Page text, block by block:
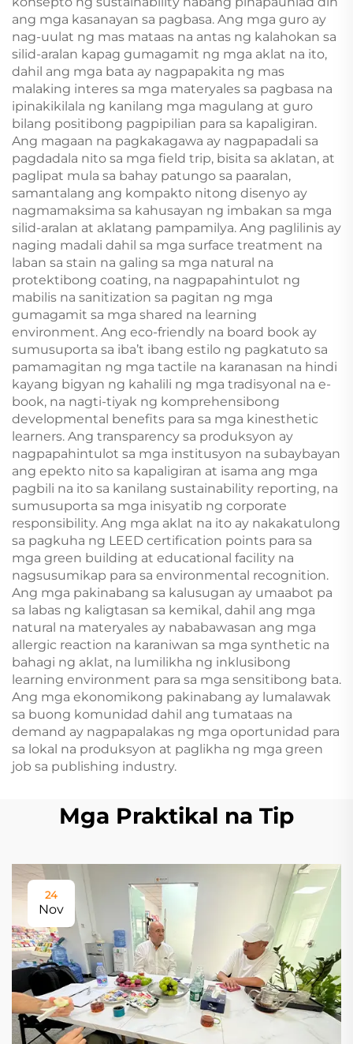
ang mga kasanayan sa pagbasa. Ang mga guro ay
nag-uulat ng mas mataas na antas ng kalahokan sa
silid-aralan kapag gumagamit ng mga aklat na ito,
dahil ang mga bata ay nagpapakita ng mas
malaking interes sa mga materyales sa pagbasa na
ipinakikilala ng kanilang mga magulang at guro
bilang positibong pagpipilian para sa kapaligiran.
Ang magaan na pagkakagawa ay nagpapadali sa
pagdadala nito sa mga field trip, bisita sa aklatan, at
paglipat mula sa bahay patungo sa paaralan,
samantalang ang kompakto nitong disenyo ay
nagmamaksima sa kahusayan ng imbakan sa mga
silid-aralan at aklatang pampamilya. Ang paglilinis ay
naging madali dahil sa mga surface treatment na
laban sa stain na galing sa mga natural na
protektibong coating, na nagpapahintulot ng
mabilis na sanitization sa pagitan ng mga
gumagamit sa mga shared na learning
environment. Ang eco-friendly na board book ay
sumusuporta sa iba’t ibang estilo ng pagkatuto sa
pamamagitan ng mga tactile na karanasan na hindi
kayang bigyan ng kahalili ng mga tradisyonal na e-
book, na nagti-tiyak ng komprehensibong
developmental benefits para sa mga kinesthetic
learners. Ang transparency sa produksyon ay
nagpapahintulot sa mga institusyon na subaybayan
ang epekto nito sa kapaligiran at isama ang mga
pagbili na ito sa kanilang sustainability reporting, na
sumusuporta sa mga inisyatib ng corporate
responsibility. Ang mga aklat na ito ay nakakatulong
sa pagkuha ng LEED certification points para sa
mga green building at educational facility na
nagsusumikap para sa environmental recognition.
Ang mga pakinabang sa kalusugan ay umaabot pa
sa labas ng kaligtasan sa kemikal, dahil ang mga
natural na materyales ay nababawasan ang mga
allergic reaction na karaniwan sa mga synthetic na
bahagi ng aklat, na lumilikha ng inklusibong
learning environment para sa mga sensitibong bata.
Ang mga ekonomikong pakinabang ay lumalawak
sa buong komunidad dahil ang tumataas na
demand ay nagpapalakas ng mga oportunidad para
sa lokal na produksyon at paglikha ng mga green
job sa publishing industry.
Mga Praktikal na Tip
24
Nov